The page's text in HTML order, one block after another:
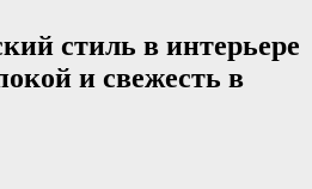
стиль в интерьере
и свежесть в